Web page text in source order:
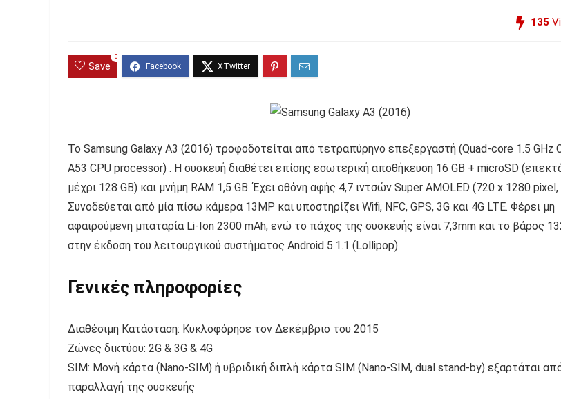
135
Save
0
Το Samsung Galaxy A3 (2016) τροφοδοτείται από τετραπύρηνο επεξεργαστή (Quad-core 1.5 GHz
A53 CPU processor) . Η συσκευή διαθέτει επίσης εσωτερική αποθήκευση 16 GB + microSD
μέχρι 128 GB) και μνήμη RAM 1,5 GB. Έχει οθόνη αφής 4,7 ιντσών Super AMOLED (720 x 1280
Συνοδεύεται από μία πίσω κάμερα 13MP και υποστηρίζει Wifi, NFC, GPS, 3G και 4G LTE. Φέρει μη
αφαιρούμενη μπαταρία Li-Ion 2300 mAh, ενώ το πάχος της συσκευής είναι 7,3mm και το βάρος
στην έκδοση του λειτουργικού συστήματος Android 5.1.1 (Lollipop).
Γενικές πληροφορίες
Διαθέσιμη Κατάσταση: Κυκλοφόρησε τον Δεκέμβριο του 2015
Ζώνες δικτύου: 2G & 3G & 4G
SIM: Μονή κάρτα (Nano-SIM) ή υβριδική διπλή κάρτα SIM (Nano-SIM, dual stand-by) εξαρτάται
παραλλαγή της συσκευής